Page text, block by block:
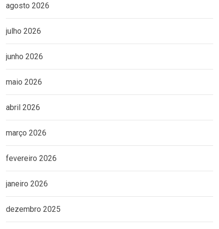
agosto 2026
julho 2026
junho 2026
maio 2026
abril 2026
março 2026
fevereiro 2026
janeiro 2026
dezembro 2025